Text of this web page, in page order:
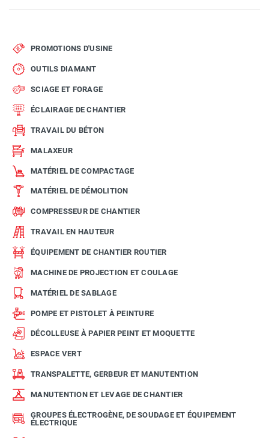
PROMOTIONS D'USINE
OUTILS DIAMANT
SCIAGE ET FORAGE
ÉCLAIRAGE DE CHANTIER
TRAVAIL DU BÉTON
MALAXEUR
MATÉRIEL DE COMPACTAGE
MATÉRIEL DE DÉMOLITION
COMPRESSEUR DE CHANTIER
TRAVAIL EN HAUTEUR
ÉQUIPEMENT DE CHANTIER ROUTIER
MACHINE DE PROJECTION ET COULAGE
MATÉRIEL DE SABLAGE
POMPE ET PISTOLET À PEINTURE
DÉCOLLEUSE À PAPIER PEINT ET MOQUETTE
ESPACE VERT
TRANSPALETTE, GERBEUR ET MANUTENTION
MANUTENTION ET LEVAGE DE CHANTIER
GROUPES ÉLECTROGÈNE, DE SOUDAGE ET ÉQUIPEMENT
ÉLECTRIQUE